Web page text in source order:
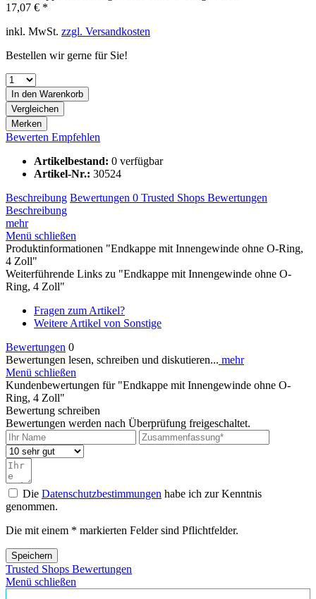
17,07 € *
inkl. MwSt. zzgl. Versandkosten
Bestellen wir gerne für Sie!
In den Warenkorb
Vergleichen
Merken
Bewerten Empfehlen
Artikelbestand: 0 verfügbar
Artikel-Nr.: 30524
Beschreibung Bewertungen 0 Trusted Shops Bewertungen
Beschreibung
mehr
Menü schließen
Produktinformationen "Endkappe mit Innengewinde ohne O-Ring,
4 Zoll"
Weiterführende Links zu "Endkappe mit Innengewinde ohne O-
Ring, 4 Zoll"
Fragen zum Artikel?
Weitere Artikel von Sonstige
Bewertungen 0
Bewertungen lesen, schreiben und diskutieren... mehr
Menü schließen
Kundenbewertungen für "Endkappe mit Innengewinde ohne O-
Ring, 4 Zoll"
Bewertung schreiben
Bewertungen werden nach Überprüfung freigeschaltet.
Die Datenschutzbestimmungen habe ich zur Kenntnis
genommen.
Die mit einem * markierten Felder sind Pflichtfelder.
Speichern
Trusted Shops Bewertungen
Menü schließen